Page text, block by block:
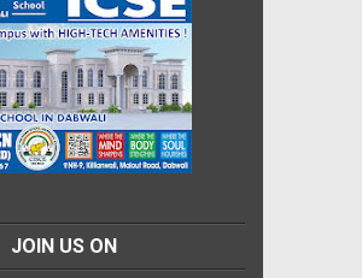
JOIN US ON